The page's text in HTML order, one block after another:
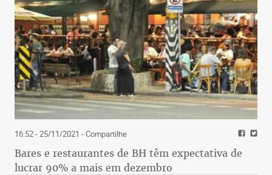
16:52 - 25/11/2021 - Compartilhe
Bares e restaurantes de BH têm expectativa de
lucrar 90% a mais em dezembro